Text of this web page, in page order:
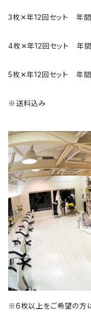
3枚✕年12回セット 年間
4枚✕年12回セット 年間
5枚✕年12回セット 年間
※送料込み
※6枚以上をご希望の方は